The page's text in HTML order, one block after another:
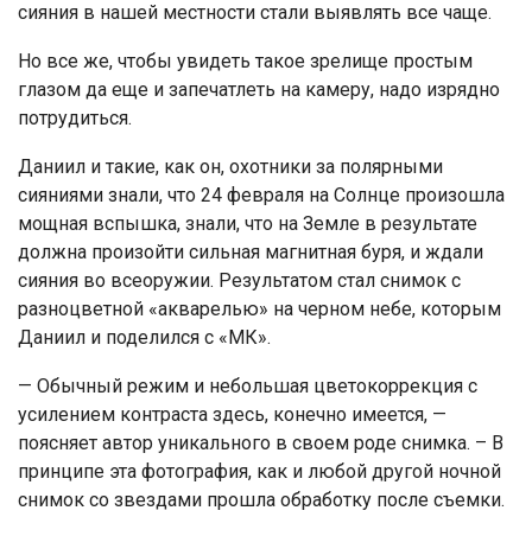
сияния в нашей местности стали выявлять все чаще.
Но все же, чтобы увидеть такое зрелище простым
глазом да еще и запечатлеть на камеру, надо изрядно
потрудиться.
Даниил и такие, как он, охотники за полярными
сияниями знали, что 24 февраля на Солнце произошла
мощная вспышка, знали, что на Земле в результате
должна произойти сильная магнитная буря, и ждали
сияния во всеоружии. Результатом стал снимок с
разноцветной «акварелью» на черном небе, которым
Даниил и поделился с «МК».
— Обычный режим и небольшая цветокоррекция с
усилением контраста здесь, конечно имеется, —
поясняет автор уникального в своем роде снимка. – В
принципе эта фотография, как и любой другой ночной
снимок со звездами прошла обработку после съемки.